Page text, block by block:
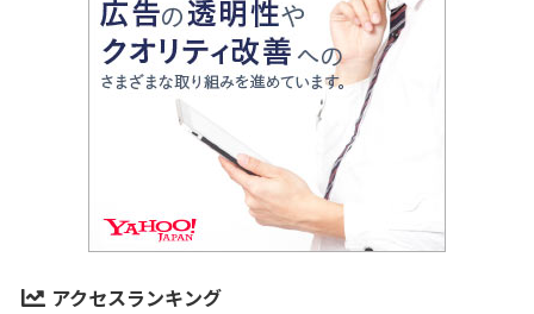
アクセスランキング